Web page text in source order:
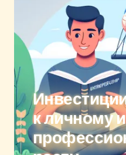
к личному и